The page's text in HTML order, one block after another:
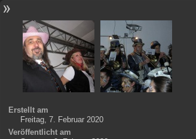
Erstellt am
Freitag, 7. Februar 2020
Veröffentlicht am